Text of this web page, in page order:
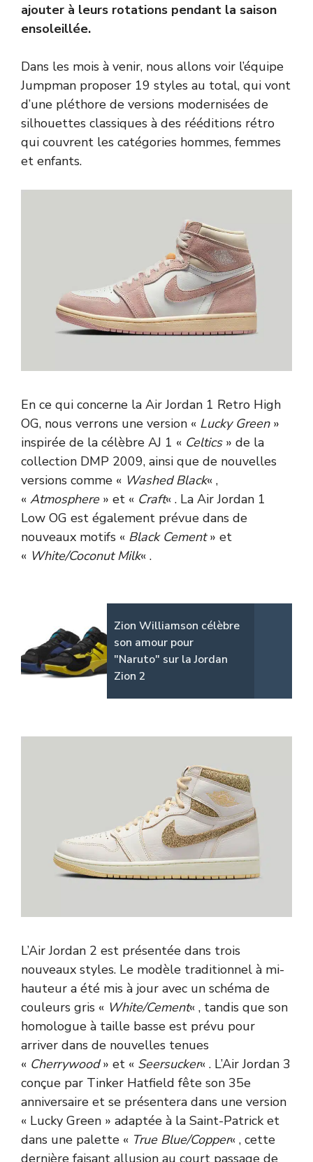
ajouter à leurs rotations pendant la saison
ensoleillée.
Dans les mois à venir, nous allons voir l’équipe
Jumpman proposer 19 styles au total, qui vont
d’une pléthore de versions modernisées de
silhouettes classiques à des rééditions rétro
qui couvrent les catégories hommes, femmes
et enfants.
En ce qui concerne la Air Jordan 1 Retro High
OG, nous verrons une version « Lucky Green»
inspirée de la célèbre AJ 1 « Celtics» de la
collection DMP 2009, ainsi que de nouvelles
versions comme « Washed Black« ,
« Atmosphere» et « Craft« . La Air Jordan 1
Low OG est également prévue dans de
nouveaux motifs « Black Cement» et
« White/Coconut Milk« .
Zion Williamson célèbre
son amour pour
"Naruto" sur la Jordan
Zion 2
L’Air Jordan 2 est présentée dans trois
nouveaux styles. Le modèle traditionnel à mi-
hauteur a été mis à jour avec un schéma de
couleurs gris « White/Cement« , tandis que son
homologue à taille basse est prévu pour
arriver dans de nouvelles tenues
« Cherrywood» et « Seersucker« . L’Air Jordan 3
conçue par Tinker Hatfield fête son 35e
anniversaire et se présentera dans une version
« Lucky Green » adaptée à la Saint-Patrick et
dans une palette « True Blue/Copper« , cette